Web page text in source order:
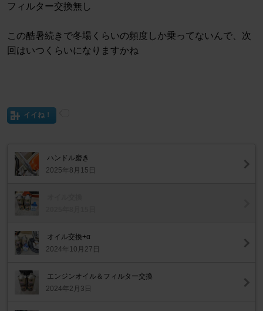
フィルター交換無し
この酷暑続きで冬場くらいの頻度しか乗ってないんで、次
回はいつくらいになりますかね
イイね！
ハンドル磨き
2025年8月15日
オイル交換+α
2024年10月27日
エンジンオイル＆フィルター交換
2024年2月3日